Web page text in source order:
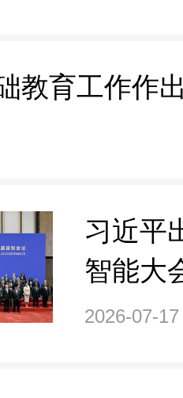
教育工作作
习近平
智能大
治理高
2026-07-17